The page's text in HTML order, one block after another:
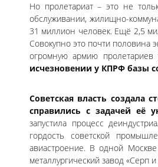
Но пролетариат – это не
обслуживании, жилищно-
31 миллион человек. Ещё 2,5
Совокупно это почти половина
огромную армию пролетариев
исчезновении у КПРФ базы
Советская власть
справились с задачей её
запустила процесс
гордость советской
авиастроение. В одной
металлургический завод «Серп